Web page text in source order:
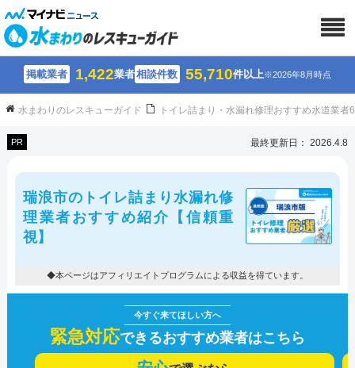
掲載業者 1,422業者相談件数 55,710件以上※2026年8月時点
水まわりのレスキューガイド トイレ詰まり・水漏れ修理おすすめ水道業
PR 最終更新日： 2026.4.8
瑞浪市のトイレ詰まり水漏れ修
理業者おすすめ紹介【信頼重
視】
◆本ページはアフィリエイトプログラムによる収益を得ています。
緊急対応できるおすすめ業者はこちら